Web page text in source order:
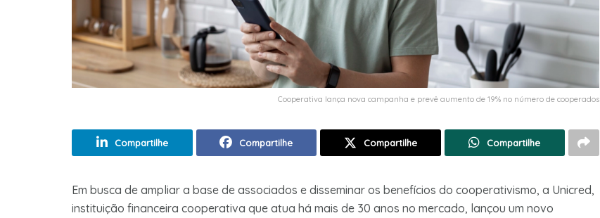
Cooperativa lança nova campanha e prevê aumento de 19% no número de cooperados
Compartilhe Compartilhe Compartilhe Compartilhe
Em busca de ampliar a base de associados e disseminar os benefícios do cooperativismo, a Unicred,
instituição financeira cooperativa que atua há mais de 30 anos no mercado, lançou um novo